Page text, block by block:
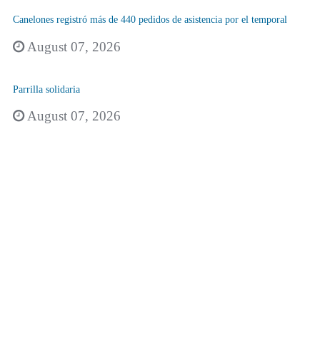
Canelones registró más de 440 pedidos de asistencia por el temporal
August 07, 2026
Parrilla solidaria
August 07, 2026